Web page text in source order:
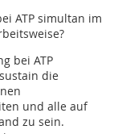
ATP simultan im
bei ATP
die
und alle auf
zu sein.